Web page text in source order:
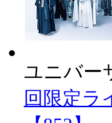
ユニバー
回限定ラ